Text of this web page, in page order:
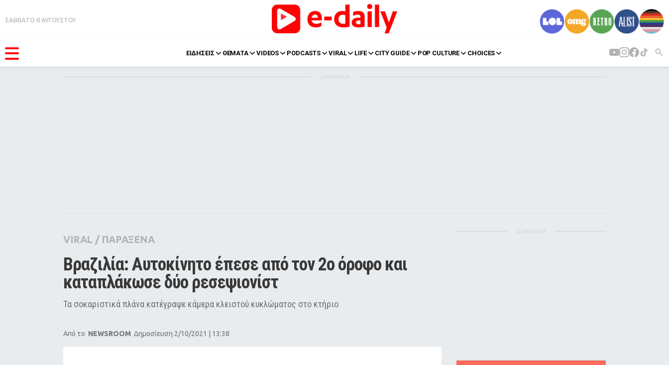
ΣΑΒΒΑΤΟ 8 ΑΥΓΟΥΣΤΟΥ
ΕΙΔΗΣΕΙΣ ΘΕΜΑΤΑ VIDEOS PODCASTS VIRAL LIFE CITY GUIDE POP CULTURE CHOICES
Pop Culture
Agenda
ΔΙΑΦΗΜΙΣΗ
VIRAL / ΠΑΡΑΞΕΝΑ
Βραζιλία: Αυτοκίνητο έπεσε από τον 2ο όροφο και
καταπλάκωσε δύο ρεσεψιονίστ
Τα σοκαριστικά πλάνα κατέγραψε κάμερα κλειστού κυκλώματος στο κτήριο
Από το NEWSROOM Δημοσίευση 2/10/2021 | 13:38
ΔΙΑΦΗΜΙΣΗ